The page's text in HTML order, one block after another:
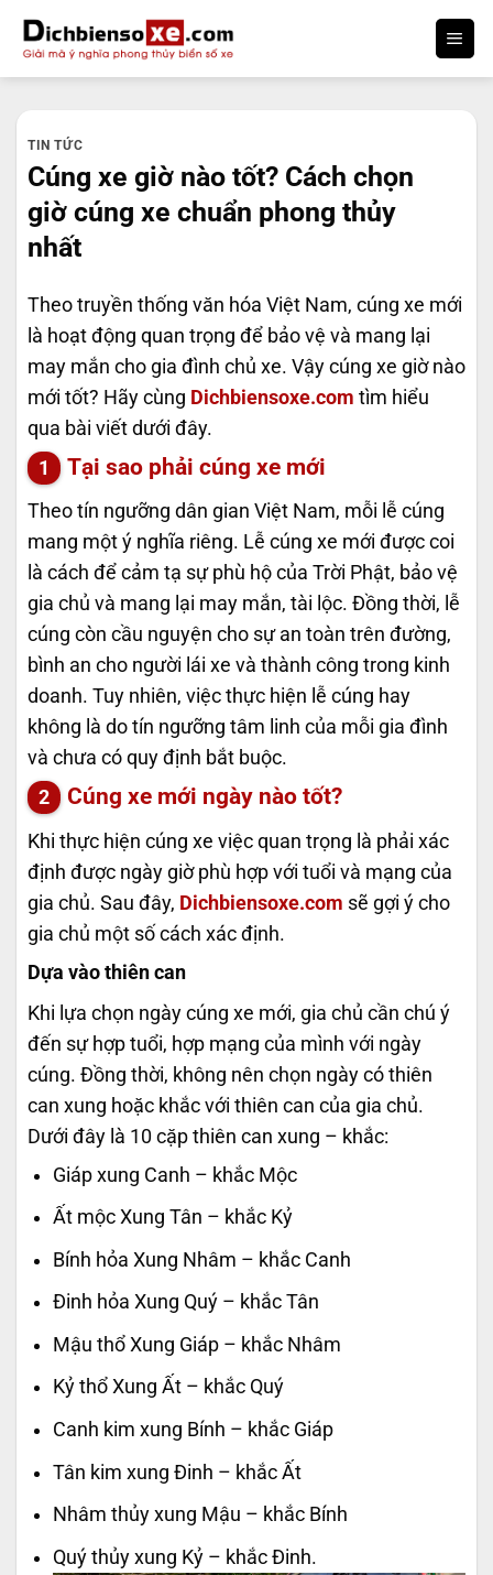
qua
nội
TIN TỨC
Cúng xe giờ nào tốt? Cách chọn
giờ cúng xe chuẩn phong thủy
nhất
Theo truyền thống văn hóa Việt Nam, cúng xe mới
là hoạt động quan trọng để bảo vệ và mang lại
may mắn cho gia đình chủ xe. Vậy cúng xe giờ nào
mới tốt? Hãy cùng Dichbiensoxe.com tìm hiểu
qua bài viết dưới đây.
Tại sao phải cúng xe mới
Theo tín ngưỡng dân gian Việt Nam, mỗi lễ cúng
mang một ý nghĩa riêng. Lễ cúng xe mới được coi
là cách để cảm tạ sự phù hộ của Trời Phật, bảo vệ
gia chủ và mang lại may mắn, tài lộc. Đồng thời, lễ
cúng còn cầu nguyện cho sự an toàn trên đường,
bình an cho người lái xe và thành công trong kinh
doanh. Tuy nhiên, việc thực hiện lễ cúng hay
không là do tín ngưỡng tâm linh của mỗi gia đình
và chưa có quy định bắt buộc.
Cúng xe mới ngày nào tốt?
Khi thực hiện cúng xe việc quan trọng là phải xác
định được ngày giờ phù hợp với tuổi và mạng của
gia chủ. Sau đây, Dichbiensoxe.com sẽ gợi ý cho
gia chủ một số cách xác định.
Dựa vào thiên can
Khi lựa chọn ngày cúng xe mới, gia chủ cần chú ý
đến sự hợp tuổi, hợp mạng của mình với ngày
cúng. Đồng thời, không nên chọn ngày có thiên
can xung hoặc khắc với thiên can của gia chủ.
Dưới đây là 10 cặp thiên can xung – khắc:
Giáp xung Canh – khắc Mộc
Ất mộc Xung Tân – khắc Kỷ
Bính hỏa Xung Nhâm – khắc Canh
Đinh hỏa Xung Quý – khắc Tân
Mậu thổ Xung Giáp – khắc Nhâm
Kỷ thổ Xung Ất – khắc Quý
Canh kim xung Bính – khắc Giáp
Tân kim xung Đinh – khắc Ất
Nhâm thủy xung Mậu – khắc Bính
Quý thủy xung Kỷ – khắc Đinh.